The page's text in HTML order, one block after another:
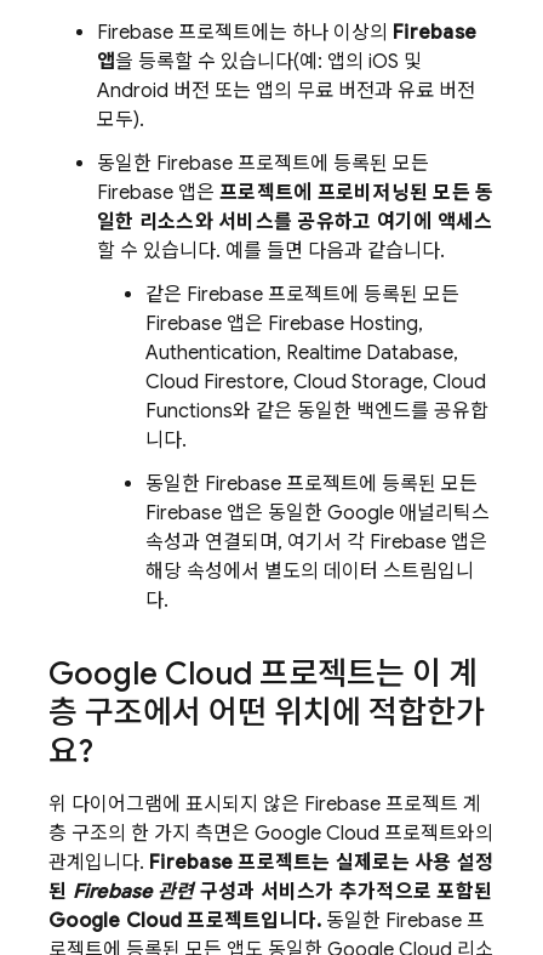
Firebase 프로젝트에는 하나 이상의 Firebase
앱을 등록할 수 있습니다(예: 앱의 iOS 및
Android 버전 또는 앱의 무료 버전과 유료 버전
모두).
동일한 Firebase 프로젝트에 등록된 모든
Firebase 앱은 프로젝트에 프로비저닝된 모든 동
일한 리소스와 서비스를 공유하고 여기에 액세스
할 수 있습니다. 예를 들면 다음과 같습니다.
같은 Firebase 프로젝트에 등록된 모든
Firebase 앱은 Firebase Hosting,
Authentication, Realtime Database,
Cloud Firestore, Cloud Storage, Cloud
Functions와 같은 동일한 백엔드를 공유합
니다.
동일한 Firebase 프로젝트에 등록된 모든
Firebase 앱은 동일한 Google 애널리틱스
속성과 연결되며, 여기서 각 Firebase 앱은
해당 속성에서 별도의 데이터 스트림입니
다.
Google Cloud 프로젝트는 이 계
층 구조에서 어떤 위치에 적합한가
요?
위 다이어그램에 표시되지 않은 Firebase 프로젝트 계
층 구조의 한 가지 측면은 Google Cloud 프로젝트와의
관계입니다. Firebase 프로젝트는 실제로는 사용 설정
된 Firebase 관련구성과 서비스가 추가적으로 포함된
Google Cloud 프로젝트입니다. 동일한 Firebase 프
로젝트에 등록된 모든 앱도 동일한 Google Cloud 리소